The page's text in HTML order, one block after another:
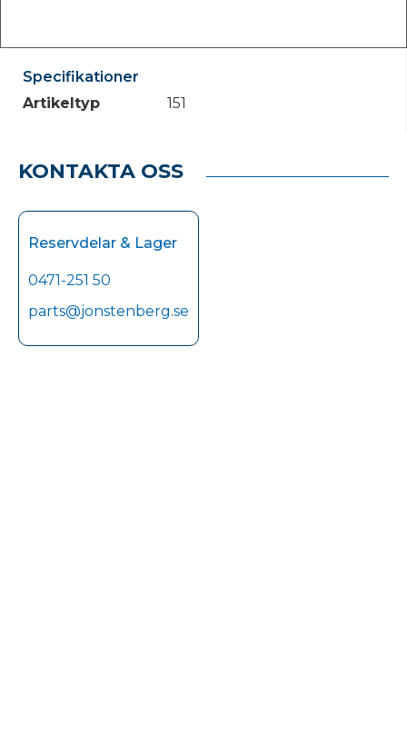
Specifikationer
Artikeltyp
151
KONTAKTA OSS
Reservdelar & Lager
0471-251 50
parts@jonstenberg.se